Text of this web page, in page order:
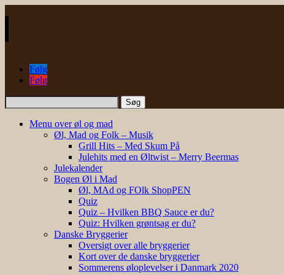
Følg
Følg
Søg
efter:
Menu over øl og mad
Øl, Mad og Folk – Musik
Grill Hits – Med Skum På
Julehits med en Øltwist – Merry Beermas
Julekalender
Bogen Øl i Mad
Øl, MAd og FOlk ShopPEN
Quiz
Quiz – Hvilken BBQ Sauce er du?
Quiz: Hvilken grøntsag er du?
Danske Bryggerier
Oversigt over alle bryggerier
Kort over de danske bryggerier
Sommerens øloplevelser i Danmark 2020